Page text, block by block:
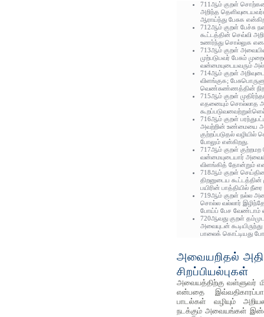
711ஆம் குறள்
அறிந்த
ஆராய்ந்து பேசுக
712ஆம் குறள் பேச்சு
கூட்டத்தின் செவ்வி
உணர்ந்து சொல்லுக எனக்
713ஆம் குறள்
முற்படுபவர் பேசும்
வன்மையுடையவரும்
714ஆம் குறள்
விளங்குக;
வெண்சுண்ணத்தின்
715ஆம் குறள்
எதனையும் சொல்லாத
716ஆம் குறள்
அவற்றின் உண்மையை
குற்றப்படுதல் வழியில்
போலும் என்கிறது.
717ஆம் குறள்
வன்மையுடையார்
விளங்கித் தோன்றும்
718ஆம் குறள்
திறனுடைய
பயிரின் பாத்தியில்
719ஆம் குறள் நல்ல
சொல்ல வல்லார்
போய்ப் பேச வேண்டாம்
720ஆவது குறள்
அவையுடன்
பாலைக் கொட்டியது
அவையறிதல்
சிறப்பியல்புகள்
அவையத்திற்கு வள்ளுவர்
என்பதை
பாடல்கள் வழியும்
நடக்கும் அவையங்கள்